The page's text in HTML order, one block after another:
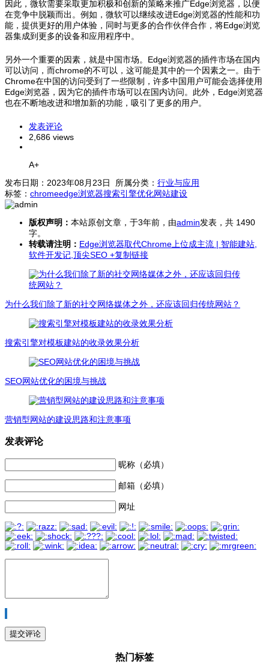
因此，微软需要采取更加积极和创新的策略来推广Edge浏览器，以便
在竞争中脱颖而出。例如，微软可以继续改进Edge浏览器的性能和功
能，提供更好的用户体验，同时与更多的合作伙伴合作，将Edge浏览
器集成到更多的设备和应用程序中。
另外一个重要的因素，就是中国市场。Edge浏览器的插件市场在国内
可以访问，而chrome的不可以，这可能是其中的一个因素之一。由于
Chrome在中国的访问受到了一些限制，许多中国用户可能会选择使用
Edge浏览器，因为它的插件市场可以在国内访问。此外，Edge浏览器
也在不断地改进和增加新的功能，吸引了更多的用户。
发表评论
2,686 views
A+
发布日期：2023年08月23日 所属分类： 行业与应用
标签： chromeedge浏览器搜索引擎优化网站建设
版权声明： 本站原创文章，于3年前，由admin发表，共 1490
字。
转载请注明： Edge浏览器取代Chrome上位成主流 | 智能建站,
软件开发记,顶尖SEO +复制链接
为什么我们除了新的社交网络媒体之外，还应该回归传统网站？
搜索引擎对模板建站的收录效果分析
SEO网站优化的困境与挑战
营销型网站的建设思路和注意事项
发表评论
昵称（必填）
邮箱（必填）
网址
热门标签